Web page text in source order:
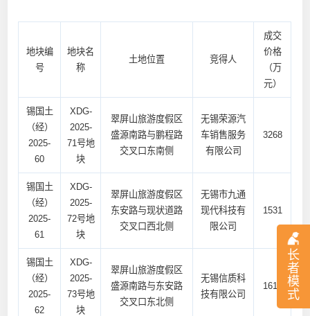
长
者
模
式
地块编
号
地块名
称
土地位置 竞得人
成交
价格
（万
元）
锡国土
（经）
2025-
60
XDG-
2025-
71号地
块
翠屏山旅游度假区
盛源南路与鹏程路
交叉口东南侧
无锡荣源汽
车销售服务
有限公司
3268
锡国土
（经）
2025-
61
XDG-
2025-
72号地
块
翠屏山旅游度假区
东安路与现状道路
交叉口西北侧
无锡市九通
现代科技有
限公司
1531
锡国土
（经）
2025-
62
XDG-
2025-
73号地
块
翠屏山旅游度假区
盛源南路与东安路
交叉口东北侧
无锡信质科
技有限公司
1616